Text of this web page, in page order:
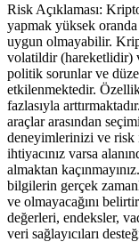
Risk Açıklaması:
yapmak yüksek
uygun olmayabilir.
volatildir (hareketlidir)
politik sorunlar ve
etkilenmektedir.
fazlasıyla
araçlar arasından
deneyimlerinizi ve risk
ihtiyacınız varsa
almaktan
bilgilerin gerçek
ve olmayacağını
değerleri, endeksler,
veri sağlayıcıları